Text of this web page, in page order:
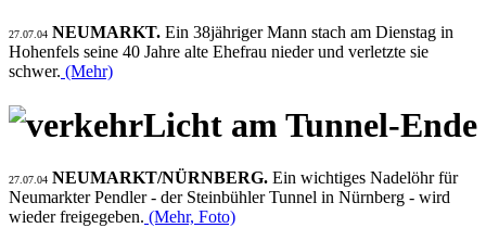
27.07.04 NEUMARKT. Ein 38jähriger Mann stach am Dienstag in
Hohenfels seine 40 Jahre alte Ehefrau nieder und verletzte sie
schwer. (Mehr)
Licht am Tunnel-Ende
27.07.04 NEUMARKT/NÜRNBERG. Ein wichtiges Nadelöhr für
Neumarkter Pendler - der Steinbühler Tunnel in Nürnberg - wird
wieder freigegeben. (Mehr, Foto)